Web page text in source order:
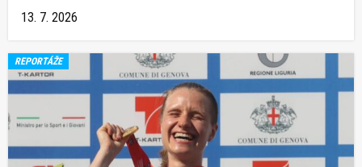
13. 7. 2026
REPORTÁŽE